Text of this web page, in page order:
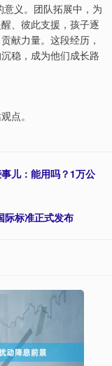
意义。团队拓展中，为
、彼此支援，孩子逐
献力量。这段经历，
稳，成为他们成长路
点。
儿：能用吗？1万公
际标准正式发布